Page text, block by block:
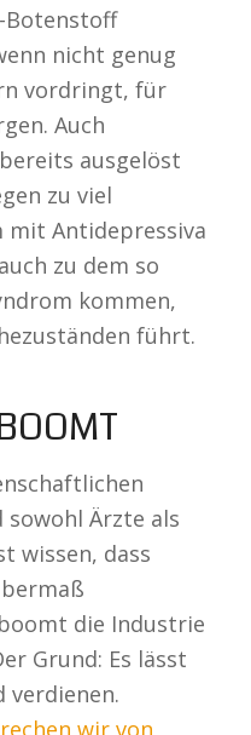
Botenstoff
nicht genug
vordringt, für
Auch
ausgelöst
zu viel
mit Antidepressiva
zu dem so
kommen,
führt.
sowohl Ärzte als
wissen, dass
die Industrie
Grund: Es lässt
verdienen.
wir von